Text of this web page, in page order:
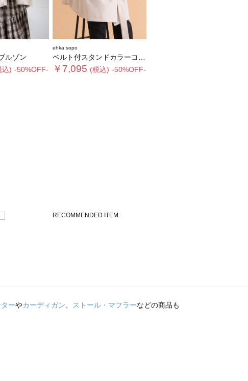
ルゾン
込) -50%OFF-
ehka sopo
ベルト付スタンドカラーコート
￥7,095 (税込) -50%OFF-
ーやカーディガン、 ストール・マフラーなどの商品も